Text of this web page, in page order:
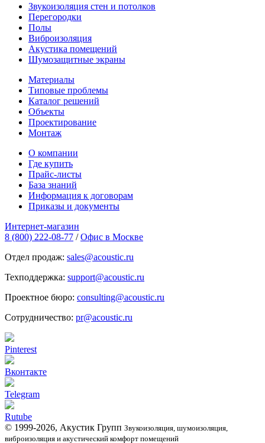
Звукоизоляция стен и потолков
Перегородки
Полы
Виброизоляция
Акустика помещений
Шумозащитные экраны
Материалы
Типовые проблемы
Каталог решений
Объекты
Проектирование
Монтаж
О компании
Где купить
Прайс-листы
База знаний
Информация к договорам
Приказы и документы
Интернет-магазин
8 (800) 222-08-77 / Офис в Москве
Отдел продаж: sales@acoustic.ru
Техподдержка: support@acoustic.ru
Проектное бюро: consulting@acoustic.ru
Сотрудничество: pr@acoustic.ru
Pinterest
Вконтакте
Telegram
Rutube
© 1999-2026, Акустик Групп Звукоизоляция, шумоизоляция,
виброизоляция и акустический комфорт помещений